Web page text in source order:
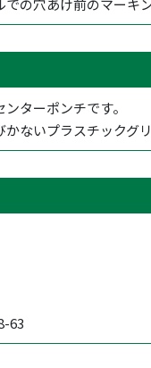
の穴あけ前のマーキ
ターポンチです。
ないプラスチックグ
63